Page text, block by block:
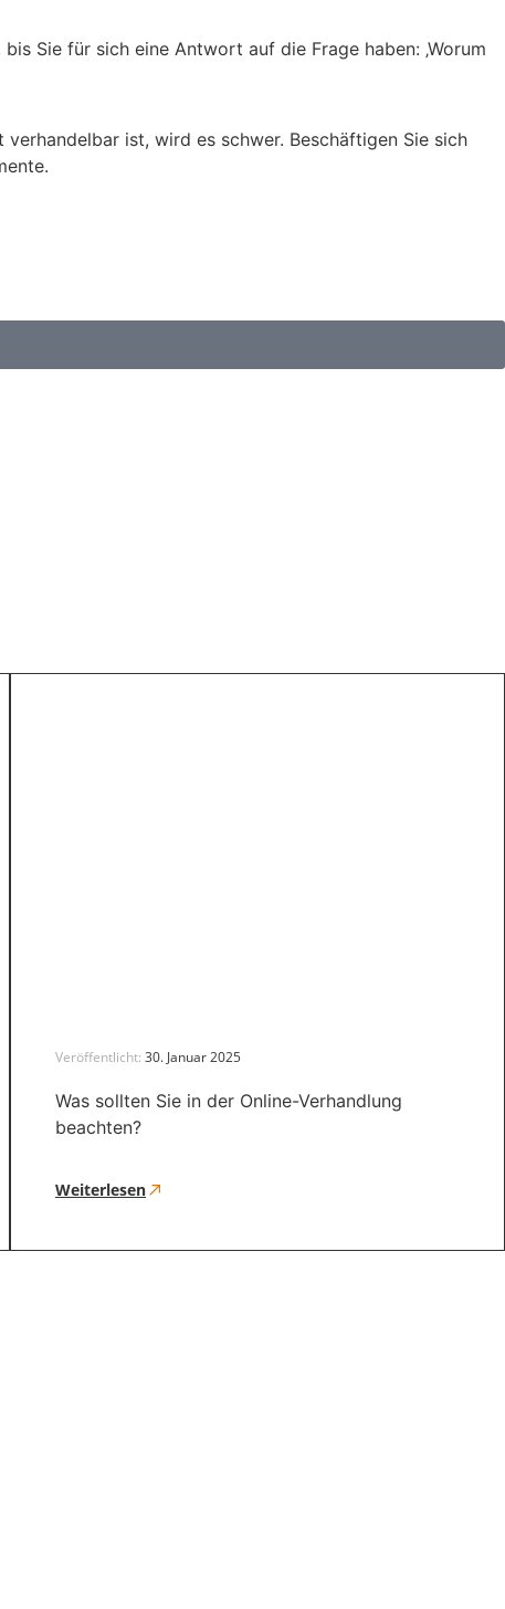
Sie für sich eine Antwort auf die Frage haben: ‚Worum
ist, wird es schwer. Beschäftigen Sie sich
Veröffentlicht: 30. Januar 2025
Was sollten Sie in der Online-Verhandlung
beachten?
Weiterlesen